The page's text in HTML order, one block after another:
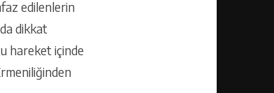
edilenlerin
dikkat
hareket içinde